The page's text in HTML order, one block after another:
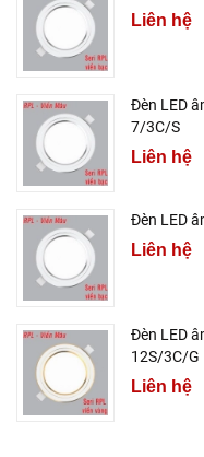
Liên hệ
Đèn LED
7/3C/S
Liên hệ
Đèn LED
Liên hệ
Đèn LED
12S/3C/G
Liên hệ